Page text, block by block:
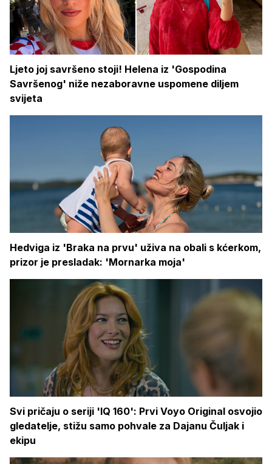
Ljeto joj savršeno stoji! Helena iz 'Gospodina
Savršenog' niže nezaboravne uspomene diljem
svijeta
Hedviga iz 'Braka na prvu' uživa na obali s kćerkom,
prizor je presladak: 'Mornarka moja'
Svi pričaju o seriji 'IQ 160': Prvi Voyo Original osvojio
gledatelje, stižu samo pohvale za Dajanu Čuljak i
ekipu